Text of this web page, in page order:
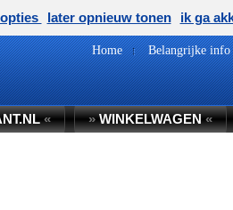
Home Belangrijke info
« »WINKELWAGEN«
later opnieuw tonen ik ga